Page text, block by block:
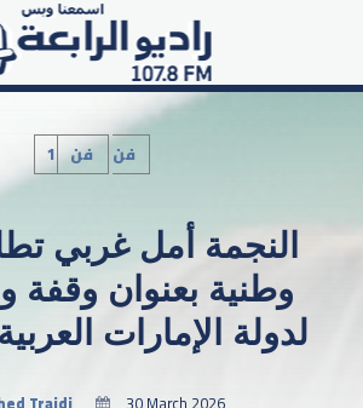
in the website:
1فن فن
النجمة أمل غربي
وطنية بعنوان وقفة
لدولة الإمارات